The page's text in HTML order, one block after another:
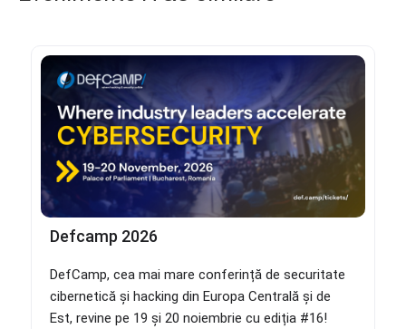
Defcamp 2026
DefCamp, cea mai mare conferință de securitate
cibernetică și hacking din Europa Centrală și de
Est, revine pe 19 și 20 noiembrie cu ediția #16!